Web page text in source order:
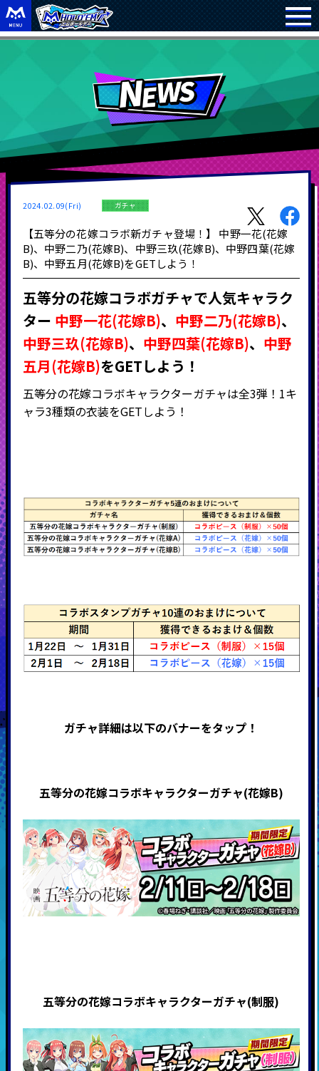
2024.02.09(Fri) ガチャ
【五等分の花嫁コラボ新ガチャ登場！】 中野一花(花嫁
B)、中野二乃(花嫁B)、中野三玖(花嫁B)、中野四葉(花嫁
B)、中野五月(花嫁B)をGETしよう！
五等分の花嫁コラボガチャで人気キャラク
ター 中野一花(花嫁B)、 中野二乃(花嫁B)、
中野三玖(花嫁B)、 中野四葉(花嫁B)、 中野
五月(花嫁B)をGETしよう！
五等分の花嫁コラボキャラクターガチャは全3弾！1キ
ャラ3種類の衣装をGETしよう！
ガチャ詳細は以下のバナーをタップ！
五等分の花嫁コラボキャラクターガチャ(花嫁B)
五等分の花嫁コラボキャラクターガチャ(制服)